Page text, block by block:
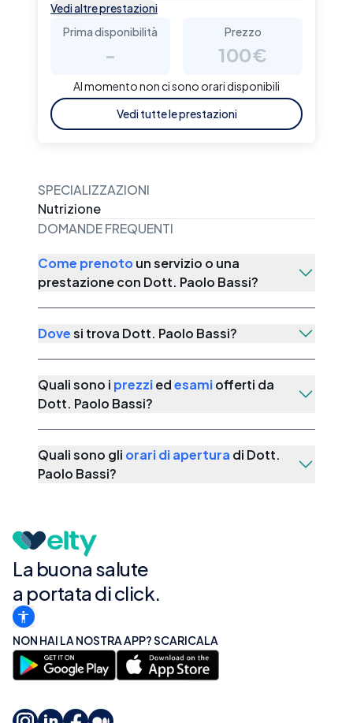
Vedi altre prestazioni
Prima disponibilità
-
Prezzo
100€
Al momento non ci sono orari disponibili
Vedi tutte le prestazioni
SPECIALIZZAZIONI
Nutrizione
DOMANDE FREQUENTI
Come prenotoun servizio o una
prestazione con Dott. Paolo Bassi?
Dovesi trova Dott. Paolo Bassi?
Quali sono i prezziedesamiofferti da
Dott. Paolo Bassi?
Quali sono gli orari di apertura di Dott.
Paolo Bassi?
La buona salute
a portata di click.
NON HAI LA NOSTRA APP? SCARICALA